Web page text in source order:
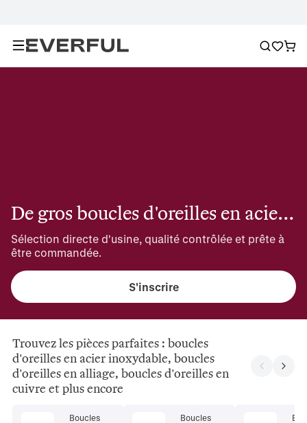
De gros boucles d'oreilles en acier inoxydable pour homme
Sélection directe d'usine, qualité contrôlée et prête à
être commandée.
S'inscrire
Trouvez les pièces parfaites : boucles
d'oreilles en acier inoxydable, boucles
d'oreilles en alliage, boucles d'oreilles en
cuivre et plus encore
Boucles
Boucles